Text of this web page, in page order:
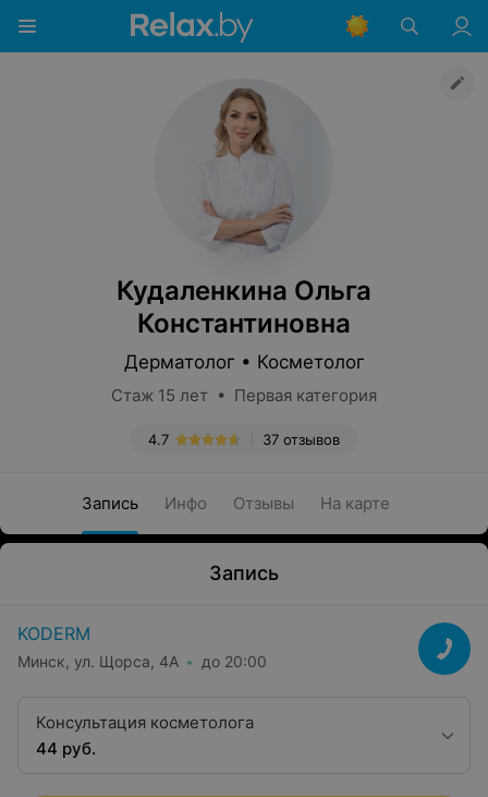
Кудаленкина Ольга
Константиновна
Дерматолог • Косметолог
Стаж 15 лет • Первая категория
37 отзывов
4.7
Запись Инфо Отзывы На карте
Запись
KODERM
Минск, ул. Щорса, 4А до 20:00
Консультация косметолога
44 руб.